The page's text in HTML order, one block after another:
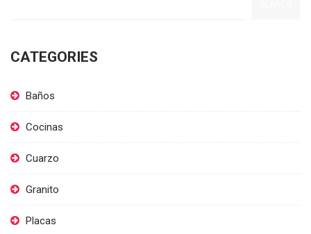
CATEGORIES
Baños
Cocinas
Cuarzo
Granito
Placas